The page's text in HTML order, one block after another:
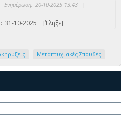
Ενημέρωση: 20-10-2025 13:43
|
31-10-2025 [Έληξε]
Μεταπτυχιακές Σπουδές